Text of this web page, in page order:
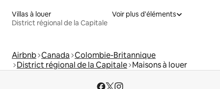
Villas à louer
District régional de la Capitale
Voir plus d'éléments
Airbnb Canada Colombie-Britannique
District régional de la Capitale Maisons à louer